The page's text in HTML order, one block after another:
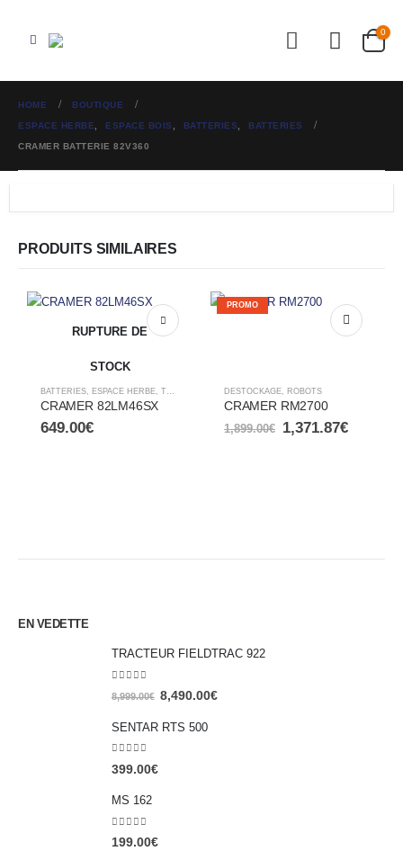
0
HOME BOUTIQUE
ESPACE HERBE ESPACE BOIS BATTERIES BATTERIES
CRAMER BATTERIE 82V360
PRODUITS SIMILAIRES
RUPTURE DE
STOCK
BATTERIES, ESPACE HERBE, TONDEUSES
CRAMER 82LM46SX
649.00€
PROMO
DESTOCKAGE, ROBOTS
CRAMER RM2700
1,899.00€ 1,371.87€
EN VEDETTE
TRACTEUR FIELDTRAC 922
out of 5
8,999.00€ 8,490.00€
SENTAR RTS 500
0 out of 5
399.00€
MS 162
0 out of 5
199.00€